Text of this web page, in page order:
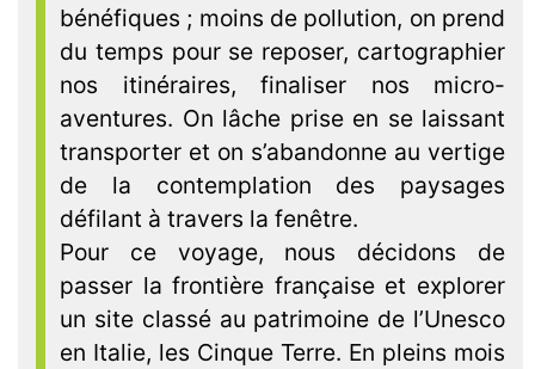
bénéfiques ; moins de pollution, on prend
du temps pour se reposer, cartographier
nos itinéraires, finaliser nos micro-
aventures. On lâche prise en se laissant
transporter et on s’abandonne au vertige
de la contemplation des paysages
défilant à travers la fenêtre.
Pour ce voyage, nous décidons de
passer la frontière française et explorer
un site classé au patrimoine de l’Unesco
en Italie, les Cinque Terre. En pleins mois